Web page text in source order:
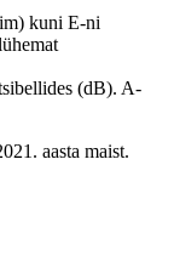
kuni E-ni
(dB). A-
aasta maist.